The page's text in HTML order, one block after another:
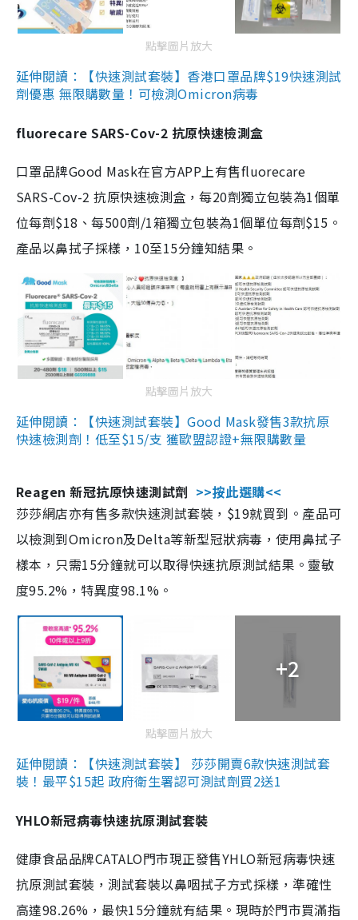
點擊圖片放大
延伸閱讀：【快速測試套裝】香港口罩品牌$19快速測試
劑優惠 無限購數量！可檢測Omicron病毒
fluorecare SARS-Cov-2 抗原快速檢測盒
口罩品牌Good Mask在官方APP上有售fluorecare
SARS-Cov-2 抗原快速檢測盒，每20劑獨立包裝為1個單
位每劑$18、每500劑/1箱獨立包裝為1個單位每劑$15。
產品以鼻拭子採樣，10至15分鐘知結果。
點擊圖片放大
延伸閱讀：【快速測試套裝】Good Mask發售3款抗原
快速檢測劑！低至$15/支 獲歐盟認證+無限購數量
Reagen 新冠抗原快速測試劑 >>按此選購<<
莎莎網店亦有售多款快速測試套裝，$19就買到。產品可
以檢測到Omicron及Delta等新型冠狀病毒，使用鼻拭子
樣本，只需15分鐘就可以取得快速抗原測試結果。靈敏
度95.2%，特異度98.1%。
+2
點擊圖片放大
延伸閱讀：【快速測試套裝】 莎莎開賣6款快速測試套
裝！最平$15起 政府衛生署認可測試劑買2送1
YHLO新冠病毒快速抗原測試套裝
健康食品品牌CATALO門市現正發售YHLO新冠病毒快速
抗原測試套裝，測試套裝以鼻咽拭子方式採樣，準確性
高達98.26%，最快15分鐘就有結果。現時於門市買滿指